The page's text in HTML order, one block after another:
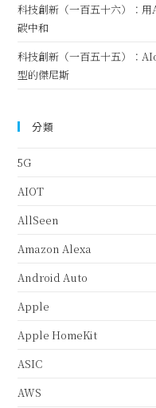
科技創新（一百五十六）：
碳中和
科技創新（一百五十五）：
型的傑尼斯
分類
5G
AIOT
AllSeen
Amazon Alexa
Android Auto
Apple
Apple HomeKit
ASIC
AWS